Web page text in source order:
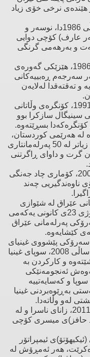
هێندەی نرخی خۆی زیاد
- ڕۆژی 23ی كانونی یەكەمی ساڵی 1986دا، نوسەر ‌و
عارف) كۆچی دوایی
‌و بەرهەمی گرنگی
- ڕۆژی 23ی كانونی یەكەمی ساڵی 1986، هێزێكی گەورەی
سەرجەم ڕەبییەكانی
تەقتەقدا لەلایەن
- ڕۆژی 23ی كانونی یەكەمی ساڵی 1991، كۆنگرەی وڵاتانی
سینیگال سازكرا بوو
بسڕێتەوە.
هەرێمی كوردستان،
ڕۆژی 23ی كانونی یەكەمی ساڵی 1994 زیاتر لە 50 پەرلەمانتاری
گرت ‌و داوای ڕاگرتنی
- ڕۆژی 23ی كانونی یەكەمی ساڵی 2005، كۆماری چاد جەنگی
ناوەندگیریی چەند
عێراق لە شێوازی
كاركردنی ‌و بێتوانیایی لە ئەركەكانیدا، ڕۆژی 23ی كانونی یەكەمی
سەرۆكی پەرلەمانی عێراق
كێشایەوە.
سەرۆكی پێشووی غینیای
كەمەرەیی، ڕۆژی 23ی كانونی یەكەمی ساڵی 2008، سوپای غینیا
‌و كاركردن بە
ئەنجومەنێكی
‌و كەسایەتییە
بەڕێوەبردنی غینیا
لەو وڵاتەدا.
- ڕۆژی 23ی كانونی یەكەمی ساڵی 2011، زانای ناسرا و لە
حافز)ی میسری كۆچی
ئیمپراتۆر
هەر ئەمڕۆش لە